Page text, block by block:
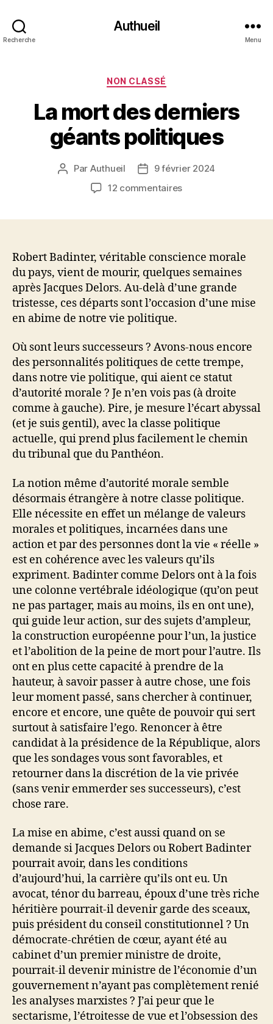
Recherche
Authueil
Menu
Catégories
NON CLASSÉ
La mort des derniers
géants politiques
Auteur
Par Authueil
Date9 février 2024
12 commentairessur
géants
politiques
Robert Badinter, véritable conscience morale
du pays, vient de mourir, quelques semaines
après Jacques Delors. Au-delà d’une grande
tristesse, ces départs sont l’occasion d’une mise
en abime de notre vie politique.
Où sont leurs successeurs ? Avons-nous encore
des personnalités politiques de cette trempe,
dans notre vie politique, qui aient ce statut
d’autorité morale ? Je n’en vois pas (à droite
comme à gauche). Pire, je mesure l’écart abyssal
(et je suis gentil), avec la classe politique
actuelle, qui prend plus facilement le chemin
du tribunal que du Panthéon.
La notion même d’autorité morale semble
désormais étrangère à notre classe politique.
Elle nécessite en effet un mélange de valeurs
morales et politiques, incarnées dans une
action et par des personnes dont la vie « réelle »
est en cohérence avec les valeurs qu’ils
expriment. Badinter comme Delors ont à la fois
une colonne vertébrale idéologique (qu’on peut
ne pas partager, mais au moins, ils en ont une),
qui guide leur action, sur des sujets d’ampleur,
la construction européenne pour l’un, la justice
et l’abolition de la peine de mort pour l’autre. Ils
ont en plus cette capacité à prendre de la
hauteur, à savoir passer à autre chose, une fois
leur moment passé, sans chercher à continuer,
encore et encore, une quête de pouvoir qui sert
surtout à satisfaire l’ego. Renoncer à être
candidat à la présidence de la République, alors
que les sondages vous sont favorables, et
retourner dans la discrétion de la vie privée
(sans venir emmerder ses successeurs), c’est
chose rare.
La mise en abime, c’est aussi quand on se
demande si Jacques Delors ou Robert Badinter
pourrait avoir, dans les conditions
d’aujourd’hui, la carrière qu’ils ont eu. Un
avocat, ténor du barreau, époux d’une très riche
héritière pourrait-il devenir garde des sceaux,
puis président du conseil constitutionnel ? Un
démocrate-chrétien de cœur, ayant été au
cabinet d’un premier ministre de droite,
pourrait-il devenir ministre de l’économie d’un
gouvernement n’ayant pas complètement renié
les analyses marxistes ? J’ai peur que le
sectarisme, l’étroitesse de vue et l’obsession des